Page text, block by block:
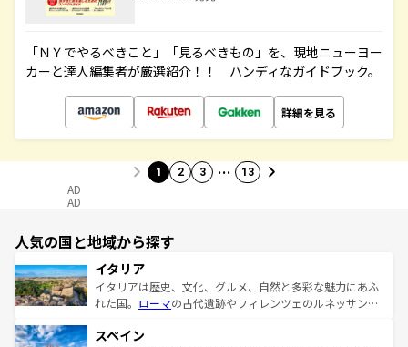
「ＮＹでやるべきこと」「見るべきもの」を、現地ニューヨー
カーと達人編集者が厳選紹介！！ ハンディなガイドブック。
詳細を見る
1 2 3 … 13
AD
AD
人気の国と地域から探す
イタリア
イタリアは歴史、文化、グルメ、自然と多彩な魅力にあふ
れた国。 ローマの古代遺跡やフィレンツェのルネッサンス
ろん、トスカーナの美しい田園風景やアマルフィ海岸の絶
スペイン